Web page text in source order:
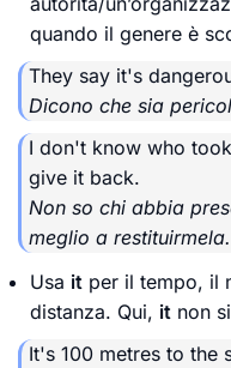
quando il genere è
They say it's
Dicono che sia
I don't know who
give it back.
Non so chi abbia
meglio a restituirmela.
Usa it per il tempo, il
distanza. Qui, it non
It's 100 metres to the